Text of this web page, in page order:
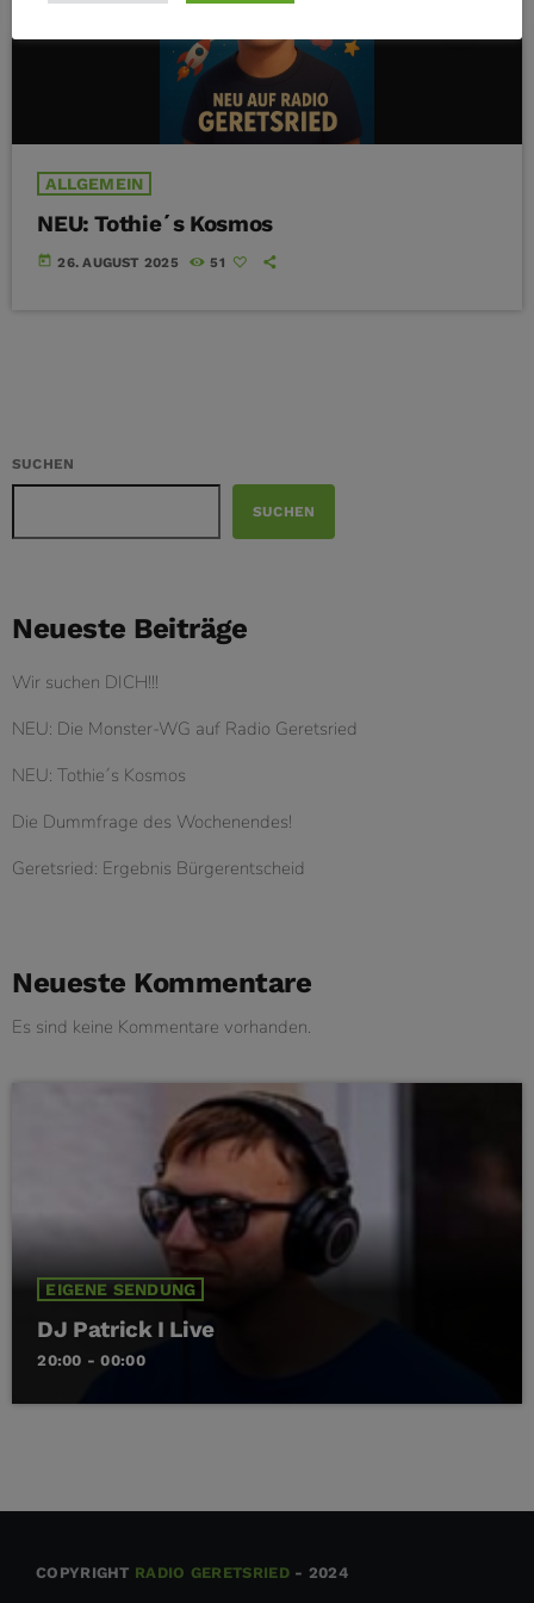
ALLGEMEIN
NEU: Tothie´s Kosmos
today 26. AUGUST 2025 51
SUCHEN
SUCHEN
Neueste Beiträge
Wir suchen DICH!!!
NEU: Die Monster-WG auf Radio Geretsried
NEU: Tothie´s Kosmos
Die Dummfrage des Wochenendes!
Geretsried: Ergebnis Bürgerentscheid
Neueste Kommentare
Es sind keine Kommentare vorhanden.
EIGENE SENDUNG
DJ Patrick I Live
20:00 - 00:00
COPYRIGHT RADIO GERETSRIED- 2024